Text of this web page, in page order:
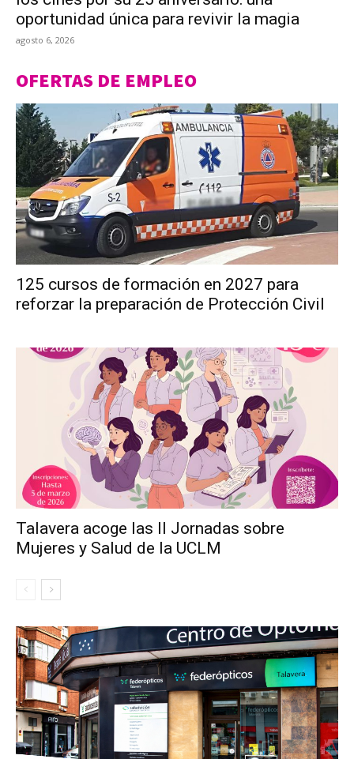
oportunidad única para revivir la magia
agosto 6, 2026
OFERTAS DE EMPLEO
125 cursos de formación en 2027 para
reforzar la preparación de Protección Civil
Talavera acoge las II Jornadas sobre
Mujeres y Salud de la UCLM